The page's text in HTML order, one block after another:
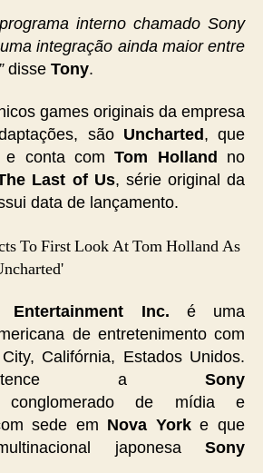
interno chamado Sony
integração ainda maior entre
disse Tony.
games originais da empresa
são Uncharted , que
e conta comTom Holland
no
Last of Us, série original da
data de lançamento.
Inc. é uma
de entretenimento com
Califórnia, Estados Unidos.
a Sony
de mídia e
sede em Nova Yorke que
japonesaSony